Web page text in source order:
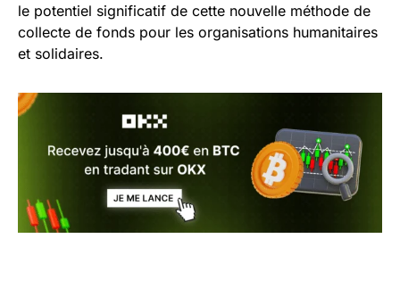
le potentiel significatif de cette nouvelle méthode de
collecte de fonds pour les organisations humanitaires
et solidaires.